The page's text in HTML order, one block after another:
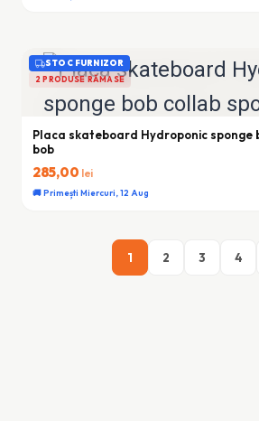
STOC FURNIZOR
2 PRODUSE RĂMASE
Placa skateboard Hydroponic sponge
bob
285,00 lei
🚚 Primești Miercuri, 12 Aug
1 2 3 4